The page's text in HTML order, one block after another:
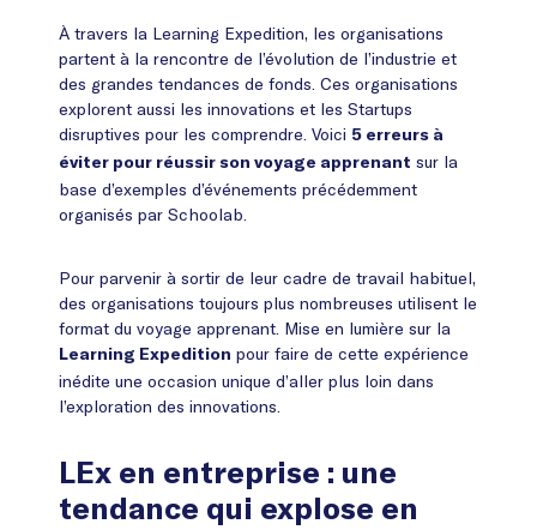
À travers la Learning Expedition, les organisations
partent à la rencontre de l’évolution de l’industrie et
des grandes tendances de fonds. Ces organisations
explorent aussi les innovations et les Startups
disruptives pour les comprendre. Voici 5 erreurs à
éviter pour réussir son voyage apprenant sur la
base d’exemples d’événements précédemment
organisés par Schoolab.
Pour parvenir à sortir de leur cadre de travail habituel,
des organisations toujours plus nombreuses utilisent le
format du voyage apprenant. Mise en lumière sur la
Learning Expedition pour faire de cette expérience
inédite une occasion unique d’aller plus loin dans
l’exploration des innovations.
LEx en entreprise : une
tendance qui explose en